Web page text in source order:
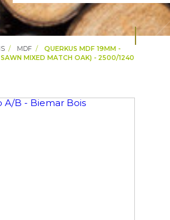
MDF
QUERKUS MDF 19MM -
MIXED MATCH OAK) - 2500/1240